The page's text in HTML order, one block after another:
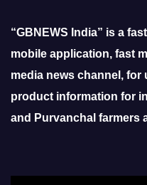
“GBNEWS India” is a
mobile application, fast
media news channel, for
product information for
and Purvanchal farmers